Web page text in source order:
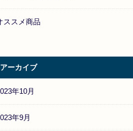
ススメ商品
アーカイブ
年10月
年9月